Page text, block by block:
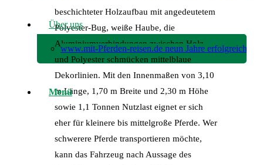
Über uns
www.mit-Pferden-reisen.de neun Jahre erfolgreich!
Menü
beschichteter Holzaufbau mit angedeutetem
Polyester-Bug, weiße Haube, die
Aluminiumverbindungen zwischen Holz
und Polyester schmücken mittelblaue
Dekorlinien. Mit den Innenmaßen von 3,10
m Länge, 1,70 m Breite und 2,30 m Höhe
sowie 1,1 Tonnen Nutzlast eignet er sich
eher für kleinere bis mittelgroße Pferde. Wer
schwerere Pferde transportieren möchte,
kann das Fahrzeug nach Aussage des